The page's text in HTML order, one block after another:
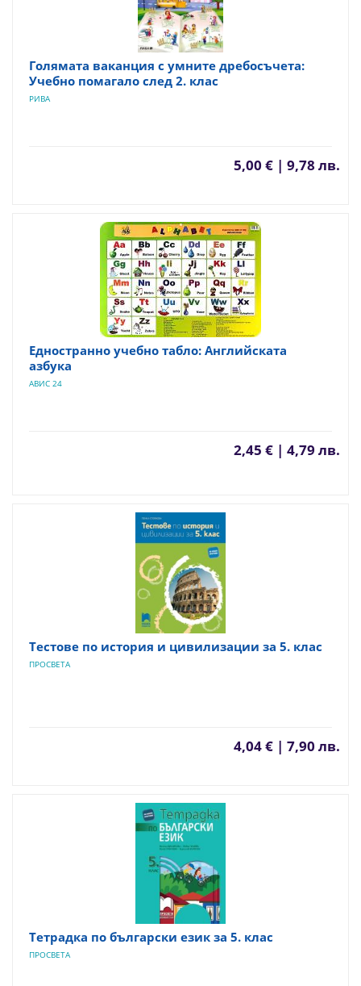
Голямата ваканция с умните дребосъчета:
Учебно помагало след 2. клас
РИВА
5,00 € | 9,78 лв.
Едностранно учебно табло: Английската
азбука
АВИС 24
2,45 € | 4,79 лв.
Тестове по история и цивилизации за 5. клас
ПРОСВЕТА
4,04 € | 7,90 лв.
Тетрадка по български език за 5. клас
ПРОСВЕТА